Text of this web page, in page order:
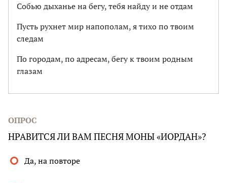
Собью дыханье на бегу, тебя найду и не отдам
Пусть рухнет мир напополам, я тихо по твоим
следам
По городам, по адресам, бегу к твоим родным
глазам
ОПРОС
НРАВИТСЯ ЛИ ВАМ ПЕСНЯ МОНЫ «ИОРДАН»?
Да, на повторе